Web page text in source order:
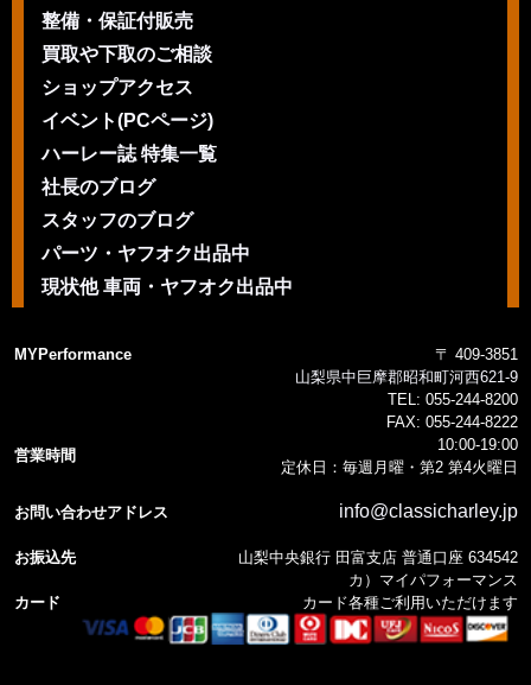
整備・保証付販売
買取や下取のご相談
ショップアクセス
イベント(PCページ)
ハーレー誌 特集一覧
社長のブログ
スタッフのブログ
パーツ・ヤフオク出品中
現状他 車両・ヤフオク出品中
MYPerformance
〒 409-3851
山梨県中巨摩郡昭和町河西621-9
TEL: 055-244-8200
FAX: 055-244-8222
営業時間
10:00-19:00
定休日：毎週月曜・第2 第4火曜日
お問い合わせアドレス info@classicharley.jp
お振込先
山梨中央銀行 田富支店 普通口座 634542
カ）マイパフォーマンス
カード
カード各種ご利用いただけます